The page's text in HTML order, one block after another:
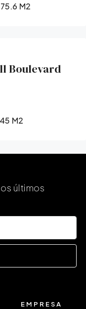
75.6 M2
Boulevard
M2
últimos
EMPRESA